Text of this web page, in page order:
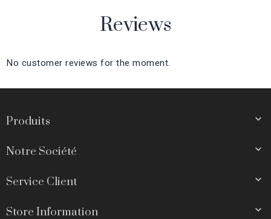
Reviews
No customer reviews for the moment.
Produits 
Notre Société 
Service Client 
Store Information 